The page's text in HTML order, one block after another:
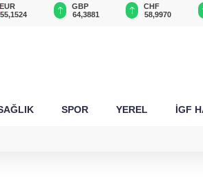
EUR
55,1524
GBP
64,3881
CHF
58,9970
SPOR YEREL İGF